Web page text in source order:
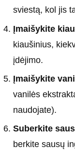
sviestą, kol jis
Įmaišykite
kiaušinius,
įdėjimo.
Įmaišykite
vanilės
naudojate).
Suberkite
berkite sausų